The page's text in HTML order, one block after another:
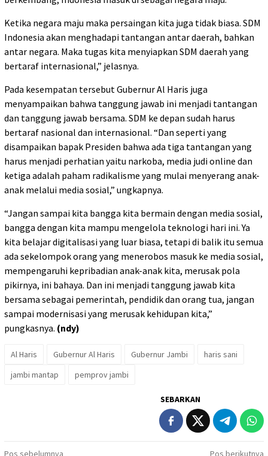
Ketika negara maju maka persaingan kita juga tidak biasa. SDM
Indonesia akan menghadapi tantangan antar daerah, bahkan
antar negara. Maka tugas kita menyiapkan SDM daerah yang
bertaraf internasional,” jelasnya.
Pada kesempatan tersebut Gubernur Al Haris juga
menyampaikan bahwa tanggung jawab ini menjadi tantangan
dan tanggung jawab bersama. SDM ke depan sudah harus
bertaraf nasional dan internasional. “Dan seperti yang
disampaikan bapak Presiden bahwa ada tiga tantangan yang
harus menjadi perhatian yaitu narkoba, media judi online dan
ketiga adalah paham radikalisme yang mulai menyerang anak-
anak melalui media sosial,” ungkapnya.
“Jangan sampai kita bangga kita bermain dengan media sosial,
bangga dengan kita mampu mengelola teknologi hari ini. Ya
kita belajar digitalisasi yang luar biasa, tetapi di balik itu semua
ada sekelompok orang yang menerobos masuk ke media sosial,
mempengaruhi kepribadian anak-anak kita, merusak pola
pikirnya, ini bahaya. Dan ini menjadi tanggung jawab kita
bersama sebagai pemerintah, pendidik dan orang tua, jangan
sampai modernisasi yang merusak kehidupan kita,”
pungkasnya. (ndy)
Al Haris Gubernur Al Haris Gubernur Jambi
haris sani
jambi mantap
pemprov jambi
SEBARKAN
Pos sebelumnya Pos berikutnya